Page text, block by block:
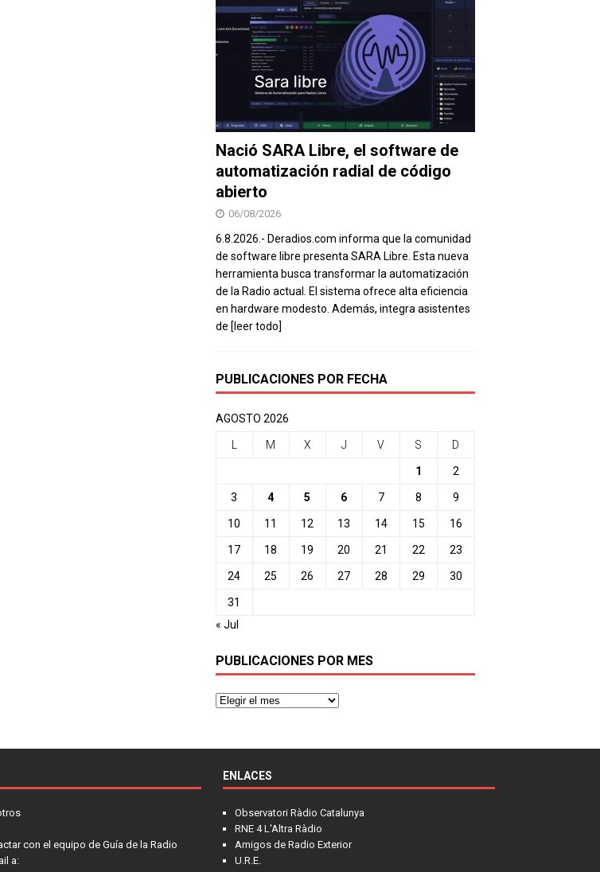
Nació SARA Libre, el software de
automatización radial de código
abierto
06/08/2026
6.8.2026.- Deradios.com informa que la comunidad
de software libre presenta SARA Libre. Esta nueva
herramienta busca transformar la automatización
de la Radio actual. El sistema ofrece alta eficiencia
en hardware modesto. Además, integra asistentes
de [leer todo]
PUBLICACIONES POR FECHA
AGOSTO 2026
L M X J V S D
1 2
3 4 5 6 7 8 9
10 11 12 13 14 15 16
17 18 19 20 21 22 23
24 25 26 27 28 29 30
31
« Jul
PUBLICACIONES POR MES
con el equipo de Guía de la Radio
a:
ENLACES
Observatori Ràdio Catalunya
RNE 4 L'Altra Ràdio
Amigos de Radio Exterior
U.R.E.